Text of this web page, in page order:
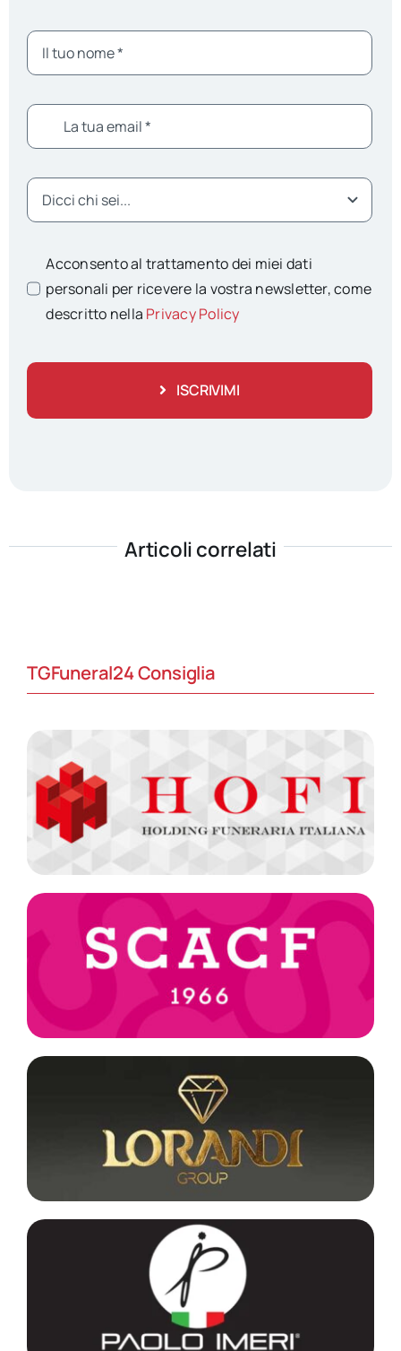
Acconsento al trattamento dei miei dati
personali per ricevere la vostra newsletter, come
descritto nella Privacy Policy
ISCRIVIMI
Articoli correlati
TGFuneral24 Consiglia